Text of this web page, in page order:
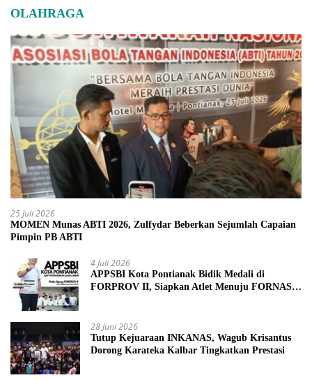
OLAHRAGA
25 Juli 2026
MOMEN Munas ABTI 2026, Zulfydar Beberkan Sejumlah Capaian
Pimpin PB ABTI
4 Juli 2026
APPSBI Kota Pontianak Bidik Medali di
FORPROV II, Siapkan Atlet Menuju FORNAS
28 Juni 2026
Tutup Kejuaraan INKANAS, Wagub Krisantus
Dorong Karateka Kalbar Tingkatkan Prestasi